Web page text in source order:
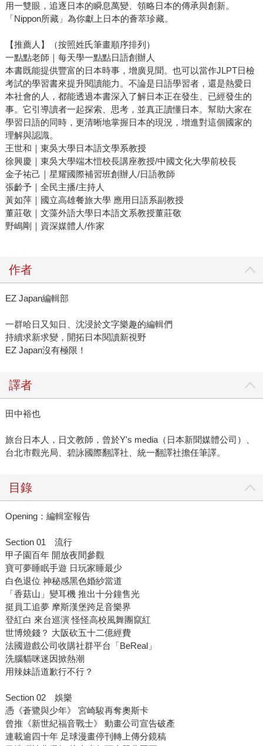
用一雙眼，追逐日本的瞬息萬變、領略日本的傳承與創新。
「Nippon所藏」為你獻上日本的薈萃珍藏。
【推薦人】（按照姓氏筆畫順序排列）
一點點老師｜每天學一點點日語創辦人
本書既能提供豐富的日本時事，增廣見聞。也可以當作JLPT日檢
考試的學習書來提升閱讀能力。不論是日語學習者，還是熱愛日
本社會的人，都能透過本書深入了解日本正在發生、已經發生的
事。它引導讀者一起探索、思考，並真正讀懂日本。幫助大家在
學習日語的同時，更清晰地掌握日本的現況，增進對這個國家的
理解與認識。
王世和｜東吳大學日本語文學系教授
徐興慶｜東吳大學端木愷校長講座教授/中國文化大學前校長
金子祐己｜星耀國際補習班創辦人/日語教師
張齡予｜全民主播/主持人
黃如萍｜國立高雄餐旅大學 應用日語系副教授
董莊敬｜文藻外語大學日本語文系教授董莊敬
野嶋剛｜資深媒體人/作家
作者
EZ Japan編輯部
一群哈日又知日、沈浸於文字樂趣的編輯們
持續求新求變，開拓日本閱讀新視野
EZ Japan沒有極限！
譯者
田中裕也
旅台日本人，日文教師，曾於Y's media（日本新聞媒體公司）、
台北市觀光局、碧詠國際翻譯社、統一翻譯社擔任筆譯。
目錄
Opening：編輯室報告
Section 01 流行
甲子園百年 開放夜間參觀
寶可夢睡眠手遊 日玩家睡最少
白色退位 神秘感黑色婚紗當道
「香菇山」變耳機 推出十分鐘售光
挺員工追夢 摩斯漢堡跨足音樂界
登紅白 來台巡演 怪怪高校風舞團竄紅
世博燒錢？ 大阪砍五十二億經費
法國遊戲公司收購社群平台「BeReal」
洗腦貓咪迷因掀熱潮
用辣妹語道歉行不行？
Section 02 娛樂
憑《蒼鷺與少年》 宮崎駿再奪奧斯卡
曾推《新世紀福音戰士》 動畫公司宣告破產
連載逾四十年 足球漫畫停刊轉上傳分鏡稿